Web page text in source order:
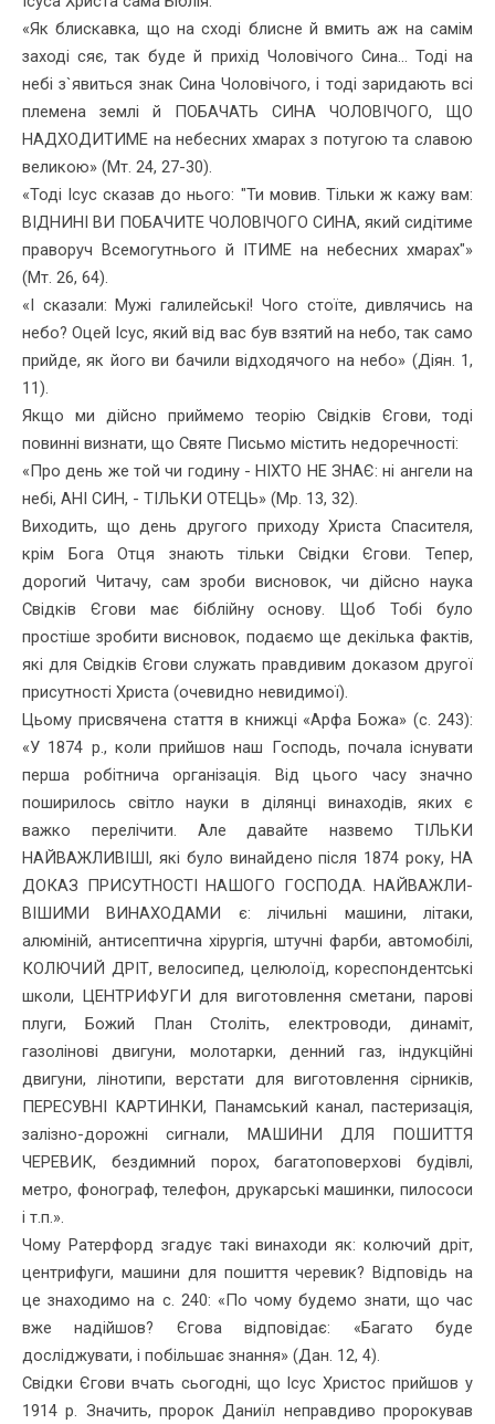
«Як блискавка, що на сході блисне й вмить аж на самім
заході сяє, так буде й прихід Чоловічого Сина... Тоді на
небі з`явиться знак Сина Чоловічого, і тоді заридають всі
племена землі й ПОБАЧАТЬ СИНА ЧОЛОВІЧОГО, ЩО
НАДХОДИТИМЕ на небесних хмарах з потугою та славою
великою» (Мт. 24, 27-30).
«Тоді Ісус сказав до нього: "Ти мовив. Тільки ж кажу вам:
ВІД­НИНІ ВИ ПОБАЧИТЕ ЧОЛОВІЧОГО СИНА, який сидітиме
пра­воруч Всемогутнього й ІТИМЕ на небесних хмарах"»
(Мт. 26, 64).
«І сказали: Мужі галилейські! Чого стоїте, дивлячись на
небо? Оцей Ісус, який від вас був взятий на небо, так само
прийде, як його ви бачили відходячого на небо» (Діян. 1,
11).
Якщо ми дійсно приймемо теорію Свідків Єгови, тоді
повинні визнати, що Святе Письмо містить недоречності:
«Про день же той чи годину - НІХТО НЕ ЗНАЄ: ні ангели на
небі, АНІ СИН, - ТІЛЬКИ ОТЕЦЬ» (Мр. 13, 32).
Виходить, що день другого приходу Христа Спасителя,
крім Бога Отця знають тільки Свідки Єгови. Тепер,
дорогий Читачу, сам зроби висновок, чи дійсно наука
Свідків Єгови має біблійну основу. Щоб Тобі було
простіше зробити висновок, подаємо ще декілька фактів,
які для Свідків Єгови служать правдивим доказом другої
присут­ності Христа (очевидно невидимої).
Цьому присвячена стаття в книжці «Арфа Божа» (с. 243):
«У 1874 р., коли прийшов наш Господь, почала існувати
перша робіт­нича організація. Від цього часу значно
поширилось світло науки в ділянці винаходів, яких є
важко перелічити. Але давайте назвемо ТІЛЬКИ
НАЙВАЖЛИВІШІ, які було винайдено після 1874 року, НА
ДОКАЗ ПРИСУТНОСТІ НАШОГО ГОСПОДА. НАЙВАЖЛИ­
ВІШИМИ ВИНАХОДАМИ є: лічильні машини, літаки,
алюміній, антисептична хірургія, штучні фарби, автомобілі,
КОЛЮЧИЙ ДРІТ, велосипед, целюлоїд, кореспондентські
школи, ЦЕНТРИФУГИ для виготовлення сметани, парові
плуги, Божий План Століть, електроводи, динаміт,
газолінові двигуни, молотарки, денний газ, індукційні
двигуни, лінотипи, верстати для виготовлення сірників,
ПЕРЕСУВНІ КАРТИНКИ, Панамський канал, пастеризація,
залізно-дорожні сигнали, МАШИНИ ДЛЯ ПОШИТТЯ
ЧЕРЕВИК, бездим­ний порох, багатоповерхові будівлі,
метро, фонограф, телефон, дру­карські машинки, пилососи
і т.п.».
Чому Ратерфорд згадує такі винаходи як: колючий дріт,
центри­фуги, машини для пошиття черевик? Відповідь на
це знаходимо на с. 240: «По чому будемо знати, що час
вже надійшов? Єгова відпо­відає: «Багато буде
досліджувати, і побільшає знання» (Дан. 12, 4).
Свідки Єгови вчать сьогодні, що Ісус Христос прийшов у
1914 р. Значить, пророк Даниїл неправдиво пророкував